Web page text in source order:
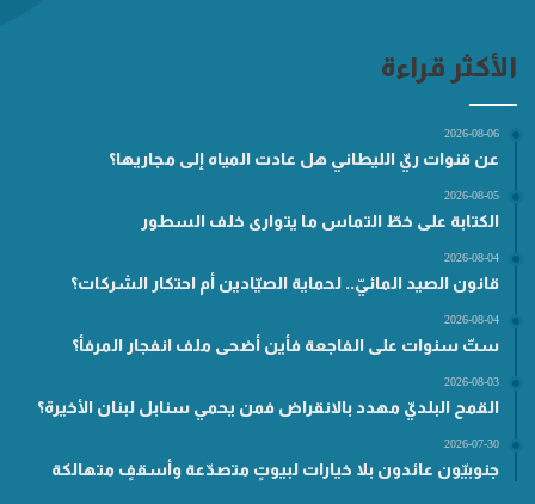
الأكثر قراءة
2026-08-06
عن قنوات ريّ الليطاني هل عادت المياه إلى مجاريها؟
2026-08-05
الكتابة على خطّ التماس ما يتوارى خلف السطور
2026-08-04
قانون الصيد المائيّ.. لحماية الصيّادين أم احتكار الشركات؟
2026-08-04
ستّ سنوات على الفاجعة فأين أضحى ملف انفجار المرفأ؟
2026-08-03
القمح البلديّ مهدد بالانقراض فمن يحمي سنابل لبنان الأخيرة؟
2026-07-30
جنوبيّون عائدون بلا خيارات لبيوتٍ متصدّعة وأسقفٍ متهالكة